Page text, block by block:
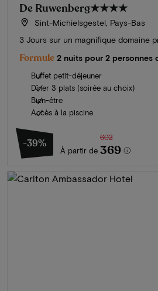
De Ruwenberg★★★★
Sint-Michielsgestel, Pays-Bas
3 Jours sur un magnifique domaine
Formule 2 nuits pour 2 personnes
Buffet petit-déjeuner
Dîner 3 plats (soirée au choix)
Bien-être
Accès à la piscine
-39%
À partir de
602
369